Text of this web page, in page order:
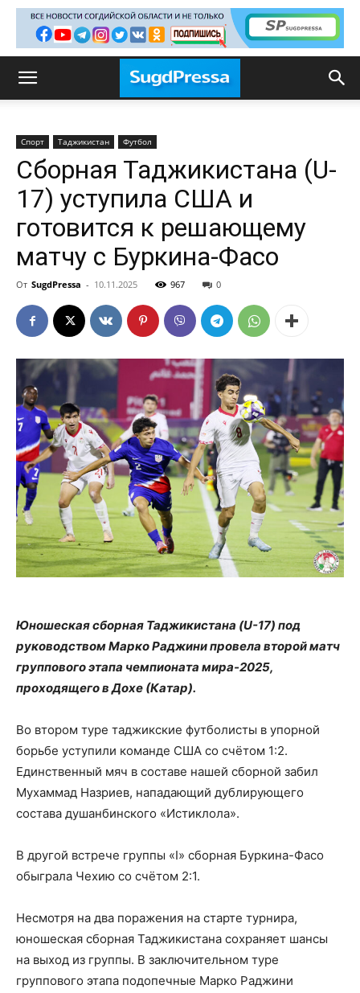
Спорт Таджикистан Футбол
Сборная Таджикистана (U-
17) уступила США и
готовится к решающему
матчу с Буркина-Фасо
От SugdPressa - 10.11.2025 967 0
Юношеская сборная Таджикистана (U-17) под
руководством Марко Раджини провела второй матч
группового этапа чемпионата мира-2025,
проходящего в Дохе (Катар).
Во втором туре таджикские футболисты в упорной
борьбе уступили команде США со счётом 1:2.
Единственный мяч в составе нашей сборной забил
Мухаммад Назриев, нападающий дублирующего
состава душанбинского «Истиклола».
В другой встрече группы «I» сборная Буркина-Фасо
обыграла Чехию со счётом 2:1.
Несмотря на два поражения на старте турнира,
юношеская сборная Таджикистана сохраняет шансы
на выход из группы. В заключительном туре
группового этапа подопечные Марко Раджини